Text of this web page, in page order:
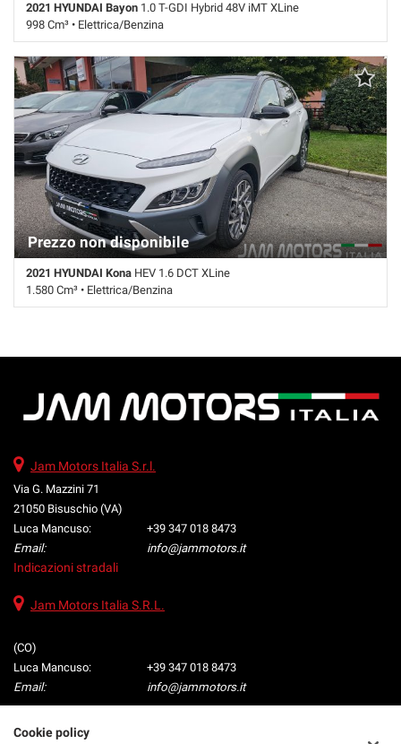
2021 HYUNDAI Bayon 1.0 T-GDI Hybrid 48V iMT XLine
998 Cm³ • Elettrica/Benzina
94.000 Km • Cambio Manuale (6) • Bianco pastello • 5 Porte • ABS •
Airbag • Airbag laterali • Airbag Passeggero • Airbag testa • Antifurto •
Autoradio • Bluetooth • Cerchi in lega • Chiusura centralizzata •
Climatizzatore • Controllo elettronico della corsia • Controllo trazione •
Cruise Control • ESP • Frenata d'emergenza assistita •
Immobilizzatore elettronico • Riconoscimento dei segnali stradali •
Sensore di luce • Sensori di parcheggio posteriori • Servosterzo •
Specchietti laterali elettrici • Telecamera per parcheggio assistito
Prezzo non disponibile
2021 HYUNDAI Kona HEV 1.6 DCT XLine
1.580 Cm³ • Elettrica/Benzina
• Autoradio • Autoradio digitale • Bluetooth • Bracciolo • Cerchi in lega •
• Immobilizzatore elettronico • Sensore di luce • Sensore di pioggia •
Sensori di parcheggio posteriori • Servosterzo • Specchietti laterali
Jam Motors Italia S.r.l.
Via G. Mazzini 71
21050 Bisuschio (VA)
Luca Mancuso:
+39 347 018 8473
Email:
info@jammotors.it
Indicazioni stradali
Jam Motors Italia S.R.L.
(CO)
Luca Mancuso:
+39 347 018 8473
Email:
info@jammotors.it
Cookie policy